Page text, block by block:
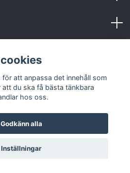
© 2026 Kvikk
att anpassa det innehåll som
du ska få bästa tänkbara
hos oss.
Godkänn alla
Inställningar